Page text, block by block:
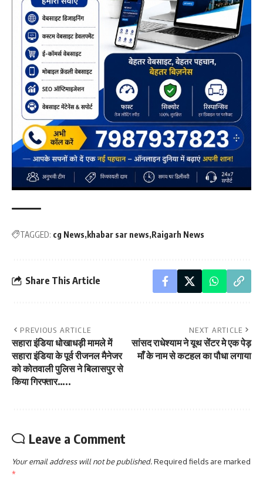
TAGGED: cg News khabar sar news Raigarh News
Share This Article
PREVIOUS ARTICLE
सहारा इंडिया धोखाधड़ी मामले में
सहारा इंडिया के पूर्व रीजनल मैनेजर
को कोतवाली पुलिस ने बिलासपुर से
किया गिरफ्तार…..
NEXT ARTICLE
सांसद राधेश्याम ने यूथ सेंटर मे एक पेड़
माँ के नाम से कटहल का पौधा लगाया
Leave a Comment
Your email address will not be published.Required fields are marked
*